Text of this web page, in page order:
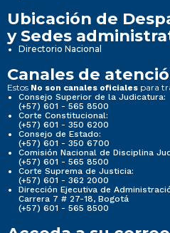
Ubicación de
y Sedes
Directorio Nacional
Canales de
Estos No son canales oficiales para
Consejo Superior de la Judicatura:
(+57) 601 - 565 8500
Corte Constitucional:
(+57) 601 - 350 6200
Consejo de Estado:
(+57) 601 - 350 6700
Comisión Nacional de Disciplina
(+57) 601 - 565 8500
Corte Suprema de Justicia:
(+57) 601 - 362 2000
Dirección Ejecutiva de
Carrera 7 # 27-18, Bogotá
(+57) 601 - 565 8500